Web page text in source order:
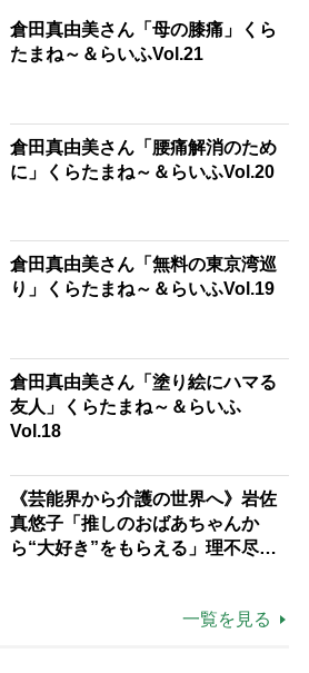
イバル術
倉田真由美さん「母の膝痛」くら
たまね～＆らいふVol.21
倉田真由美さん「腰痛解消のため
に」くらたまね～＆らいふVol.20
倉田真由美さん「無料の東京湾巡
り」くらたまね～＆らいふVol.19
倉田真由美さん「塗り絵にハマる
友人」くらたまね～＆らいふ
Vol.18
《芸能界から介護の世界へ》岩佐
真悠子「推しのおばあちゃんか
ら“大好き”をもらえる」理不尽さ
一覧を見る